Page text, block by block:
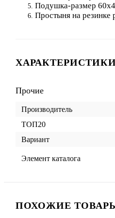
Подушка-размер
Простыня на резинке
Прочие
Производитель
ТОП20
Вариант
Элемент каталога
ПОХОЖИЕ